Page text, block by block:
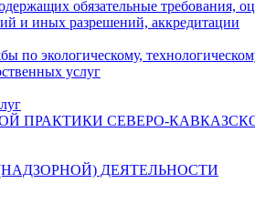
обязательные требования,
и иных разрешений, аккредитации
по экологическому,
услуг
ПРАКТИКИ СЕВЕРО-
ДЕЯТЕЛЬНОСТИ